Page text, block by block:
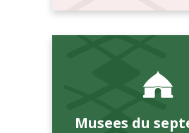
Musees du